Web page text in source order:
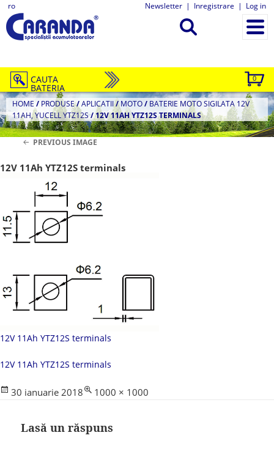
ro Newsletter | Inregistrare | Log in
0
CAUTA
BATERIA
HOME / PRODUSE/APLICATII/MOTO/ BATERIE MOTO SIGILATA 12V
11AH, YUCELL YTZ12S/12V 11AH YTZ12S TERMINALS
PREVIOUS IMAGE
12V 11Ah YTZ12S terminals
12V 11Ah YTZ12S terminals
12V 11Ah YTZ12S terminals
Posted
30 ianuarie 2018
Full
1000 × 1000
Lasă un răspuns